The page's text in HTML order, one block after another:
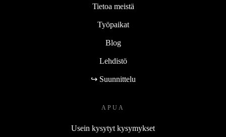
Tietoa meistä
Työpaikat
Blog
Lehdistö
↪ Suunnittelu
APUA
Usein kysytyt kysymykset